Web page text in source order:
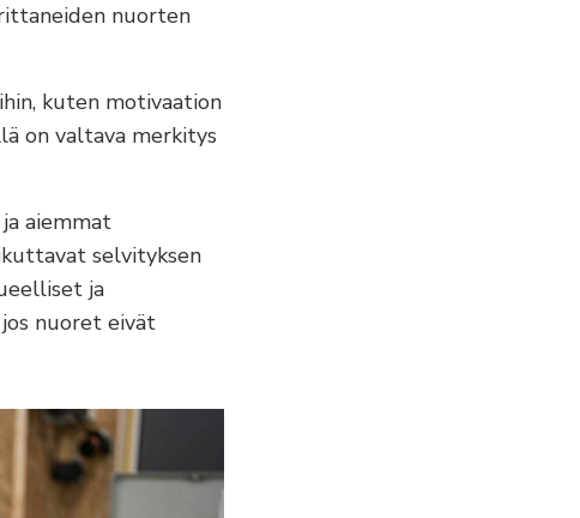
nuorten
kuten motivaation
on valtava merkitys
aiemmat
selvityksen
ja
nuoret eivät